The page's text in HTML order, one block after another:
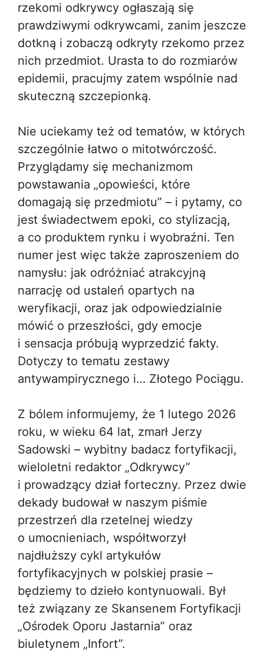
rzekomi odkrywcy ogłaszają się
prawdziwymi odkrywcami, zanim jeszcze
dotkną i zobaczą odkryty rzekomo przez
nich przedmiot. Urasta to do rozmiarów
epidemii, pracujmy zatem wspólnie nad
skuteczną szczepionką.
Nie uciekamy też od tematów, w których
szczególnie łatwo o mitotwórczość.
Przyglądamy się mechanizmom
powstawania „opowieści, które
domagają się przedmiotu” – i pytamy, co
jest świadectwem epoki, co stylizacją,
a co produktem rynku i wyobraźni. Ten
numer jest więc także zaproszeniem do
namysłu: jak odróżniać atrakcyjną
narrację od ustaleń opartych na
weryfikacji, oraz jak odpowiedzialnie
mówić o przeszłości, gdy emocje
i sensacja próbują wyprzedzić fakty.
Dotyczy to tematu zestawy
antywampirycznego i… Złotego Pociągu.
Z bólem informujemy, że 1 lutego 2026
roku, w wieku 64 lat, zmarł Jerzy
Sadowski – wybitny badacz fortyfikacji,
wieloletni redaktor „Odkrywcy”
i prowadzący dział forteczny. Przez dwie
dekady budował w naszym piśmie
przestrzeń dla rzetelnej wiedzy
o umocnieniach, współtworzył
najdłuższy cykl artykułów
fortyfikacyjnych w polskiej prasie –
będziemy to dzieło kontynuowali. Był
też związany ze Skansenem Fortyfikacji
„Ośrodek Oporu Jastarnia” oraz
biuletynem „Infort”.